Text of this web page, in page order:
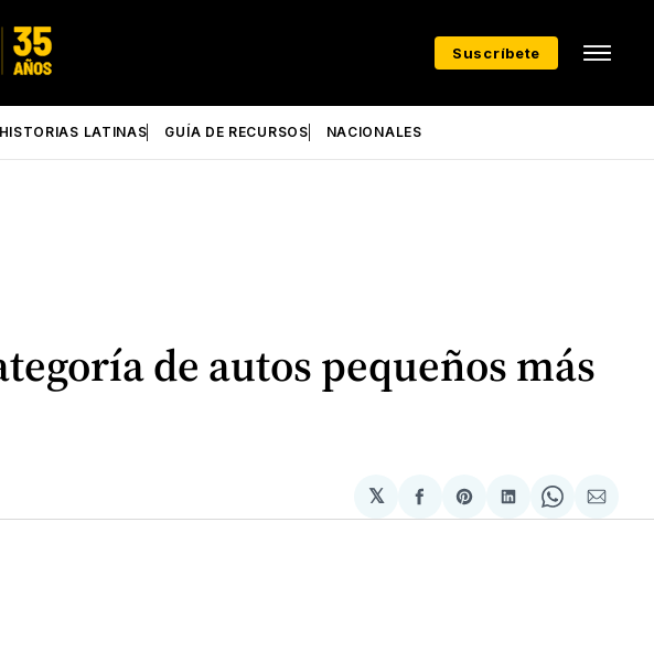
Suscríbete
HISTORIAS LATINAS GUÍA DE RECURSOS NACIONALES
de autos pequeños más
𝕏
Compartir
en
Share
on
Compartir
en
Share
on
via